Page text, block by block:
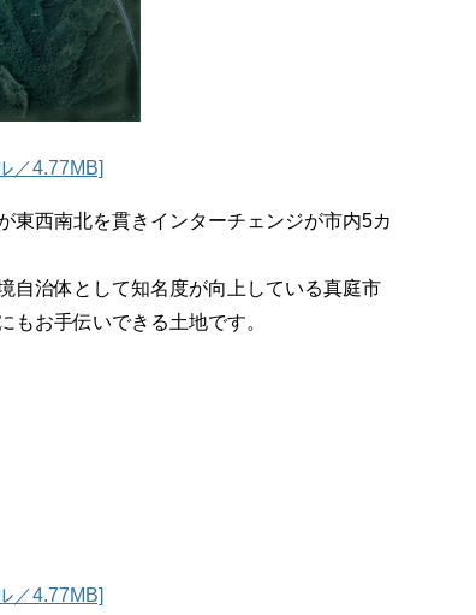
／4.77MB]
西南北を貫きインターチェンジが市内5カ
治体として知名度が向上している真庭市
もお手伝いできる土地です。
／4.77MB]